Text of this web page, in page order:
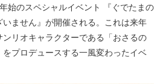
始のスペシャルイベント 『ぐでたまの
ません』が開催される。これは来年
リオキャラクターである「おさるの
プロデュースする一風変わったイベ